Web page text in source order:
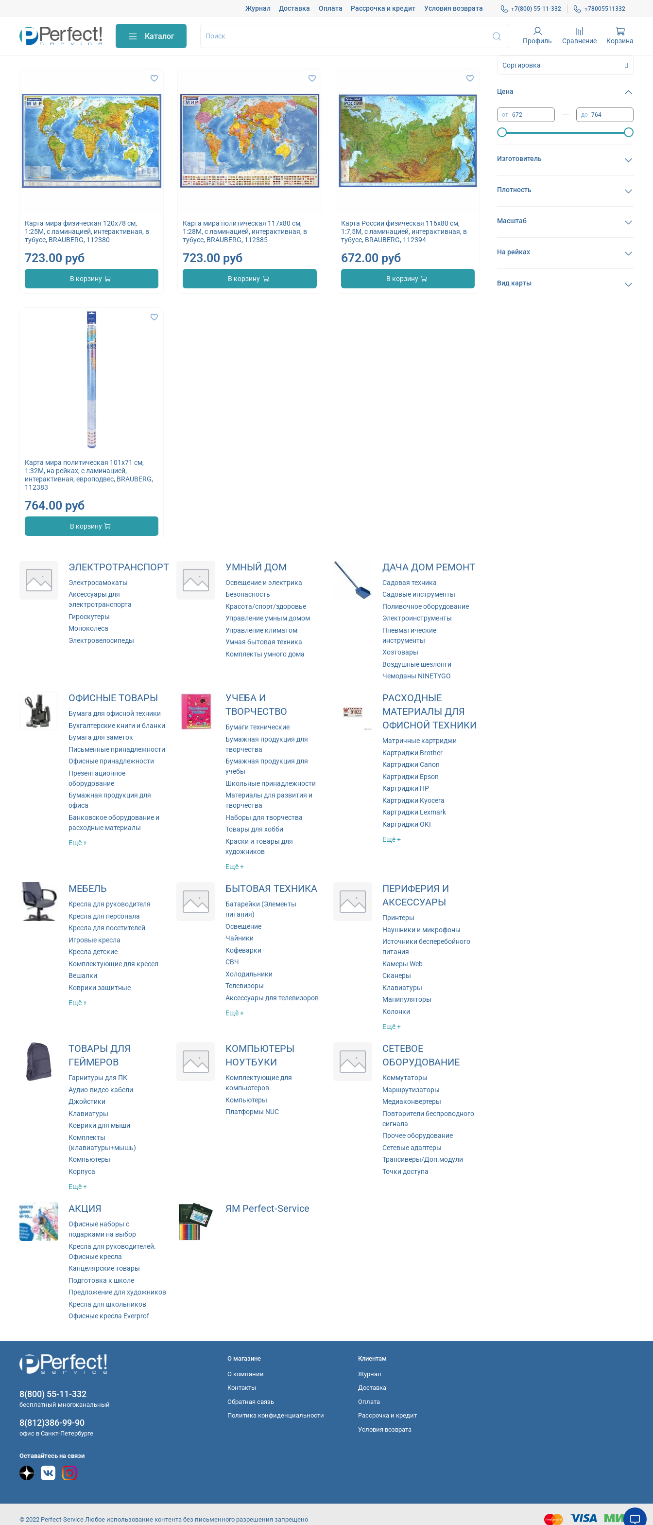
Журнал Доставка Оплата Рассрочка и кредит Условия возврата +7(800) 55-11-332 +78005511332
Каталог
Профиль Сравнение Корзина
Карта мира физическая 120х78 см,
1:25М, с ламинацией, интерактивная, в
тубусе, BRAUBERG, 112380
723.00 руб
В корзину
Карта мира политическая 117х80 см,
1:28М, с ламинацией, интерактивная, в
тубусе, BRAUBERG, 112385
723.00 руб
В корзину
Карта России физическая 116х80 см,
1:7,5М, с ламинацией, интерактивная, в
тубусе, BRAUBERG, 112394
672.00 руб
В корзину
Карта мира политическая 101х71 см,
1:32М, на рейках, с ламинацией,
интерактивная, европодвес, BRAUBERG,
112383
764.00 руб
В корзину
ЭЛЕКТРОТРАНСПОРТ
Электросамокаты
Аксессуары для
электротранспорта
Гироскутеры
Моноколеса
Электровелосипеды
УМНЫЙ ДОМ
Освещение и электрика
Безопасность
Красота/спорт/здоровье
Управление умным домом
Управление климатом
Умная бытовая техника
Комплекты умного дома
ДАЧА ДОМ РЕМОНТ
Садовая техника
Садовые инструменты
Поливочное оборудование
Электроинструменты
Пневматические
инструменты
Хозтовары
Воздушные шезлонги
Чемоданы NINETYGO
ОФИСНЫЕ ТОВАРЫ
Бумага для офисной техники
Бухгалтерские книги и бланки
Бумага для заметок
Письменные принадлежности
Офисные принадлежности
Презентационное
оборудование
Бумажная продукция для
офиса
Банковское оборудование и
расходные материалы
Ещё +
УЧЕБА И
ТВОРЧЕСТВО
Бумаги технические
Бумажная продукция для
творчества
Бумажная продукция для
учебы
Школьные принадлежности
Материалы для развития и
творчества
Наборы для творчества
Товары для хобби
Краски и товары для
художников
Ещё +
РАСХОДНЫЕ
МАТЕРИАЛЫ ДЛЯ
ОФИСНОЙ ТЕХНИКИ
Матричные картриджи
Картриджи Brother
Картриджи Canon
Картриджи Epson
Картриджи HP
Картриджи Kyocera
Картриджи Lexmark
Картриджи OKI
Ещё +
МЕБЕЛЬ
Кресла для руководителя
Кресла для персонала
Кресла для посетителей
Игровые кресла
Кресла детские
Комплектующие для кресел
Вешалки
Коврики защитные
Ещё +
БЫТОВАЯ ТЕХНИКА
Батарейки (Элементы
питания)
Освещение
Чайники
Кофеварки
СВЧ
Холодильники
Телевизоры
Аксессуары для телевизоров
Ещё +
ПЕРИФЕРИЯ И
АКСЕССУАРЫ
Принтеры
Наушники и микрофоны
Источники бесперебойного
питания
Камеры Web
Сканеры
Клавиатуры
Манипуляторы
Колонки
Ещё +
ТОВАРЫ ДЛЯ
ГЕЙМЕРОВ
Гарнитуры для ПК
Аудио-видео кабели
Джойстики
Клавиатуры
Коврики для мыши
Комплекты
(клавиатуры+мышь)
Компьютеры
Корпуса
Ещё +
КОМПЬЮТЕРЫ
НОУТБУКИ
Комплектующие для
компьютеров
Компьютеры
Платформы NUC
СЕТЕВОЕ
ОБОРУДОВАНИЕ
Коммутаторы
Маршрутизаторы
Медиаконвертеры
Повторители беспроводного
сигнала
Прочее оборудование
Сетевые адаптеры
Трансиверы/Доп.модули
Точки доступа
АКЦИЯ
Офисные наборы с
подарками на выбор
Кресла для руководителей.
Офисные кресла
Канцелярские товары
Подготовка к школе
Предложение для художников
Кресла для школьников
Офисные кресла Everprof
ЯМ Perfect-Service
Цена
от до
Изготовитель
Плотность
Масштаб
На рейках
Вид карты
О магазине
О компании
Контакты
Обратная связь
Политика конфиденциальности
Клиентам
Журнал
Доставка
Оплата
Рассрочка и кредит
Условия возврата
8(800) 55-11-332
бесплатный многоканальный
8(812)386-99-90
офис в Санкт-Петербурге
Оставайтесь на связи
© 2022 Perfect-Service Любое использование контента без письменного разрешения запрещено